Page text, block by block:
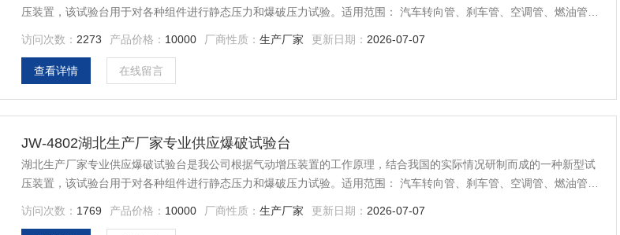
压装置，该试验台用于对各种组件进行静态压力和爆破压力试验。适用范围： 汽车转向管、刹车管、空调管、燃油管、
访问次数： 2273 产品价格： 10000 厂商性质： 生产厂家 更新日期： 2026-07-07
查看详情 在线留言
JW-4802湖北生产厂家专业供应爆破试验台
湖北生产厂家专业供应爆破试验台是我公司根据气动增压装置的工作原理，结合我国的实际情况研制而成的一种新型试
压装置，该试验台用于对各种组件进行静态压力和爆破压力试验。适用范围： 汽车转向管、刹车管、空调管、燃油管、
访问次数： 1769 产品价格： 10000 厂商性质： 生产厂家 更新日期： 2026-07-07